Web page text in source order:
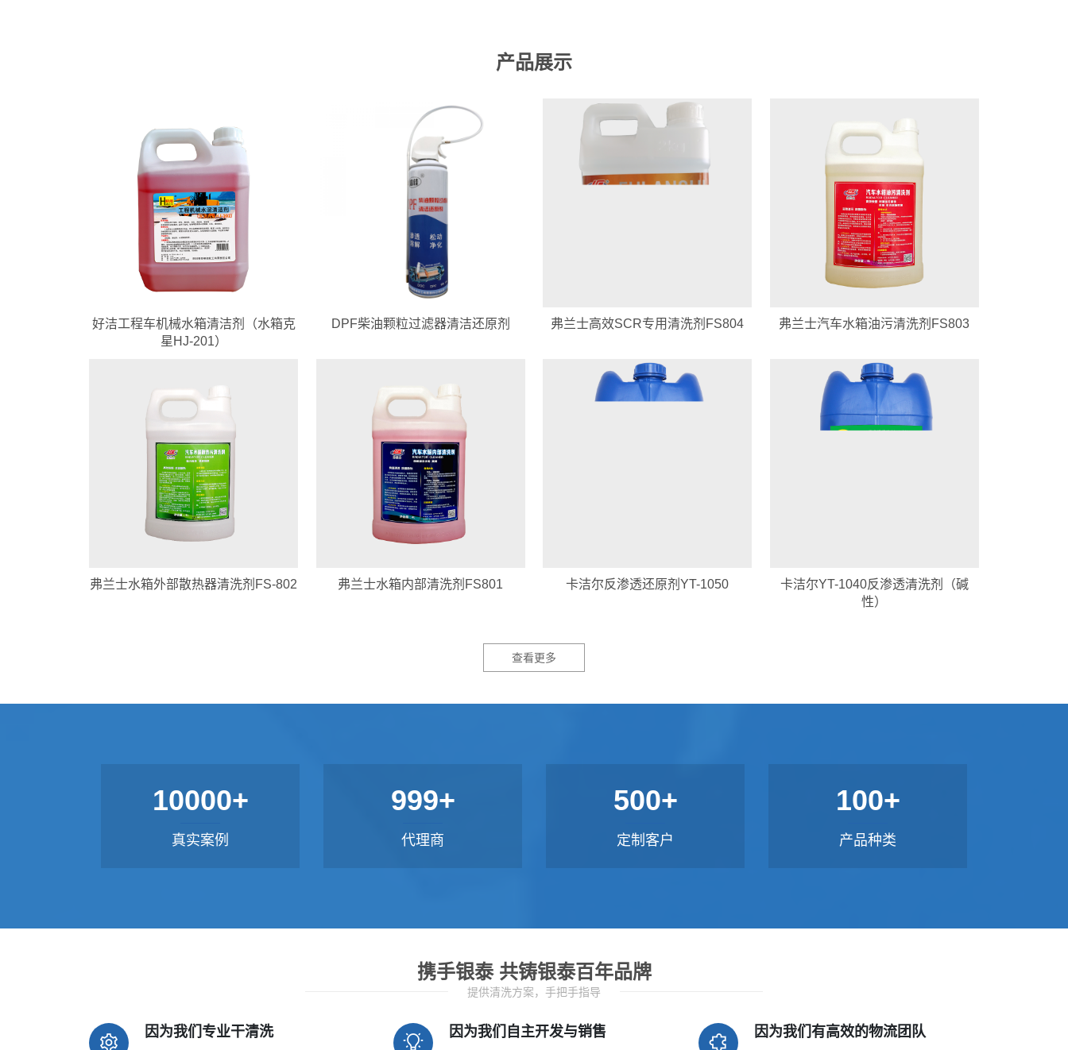
产品展示
好洁工程车机械水箱清洁剂（水箱克
星HJ-201）
DPF柴油颗粒过滤器清洁还原剂 弗兰士高效SCR专用清洗剂FS804 弗兰士汽车水箱油污清洗剂FS803
弗兰士水箱外部散热器清洗剂FS-802 弗兰士水箱内部清洗剂FS801 卡洁尔反渗透还原剂YT-1050
卡洁尔YT-1040反渗透清洗剂（碱
性）
查看更多
10000+
真实案例
999+
代理商
500+
定制客户
100+
产品种类
携手银泰 共铸银泰百年品牌
提供清洗方案，手把手指导
因为我们专业干清洗 因为我们自主开发与销售 因为我们有高效的物流团队